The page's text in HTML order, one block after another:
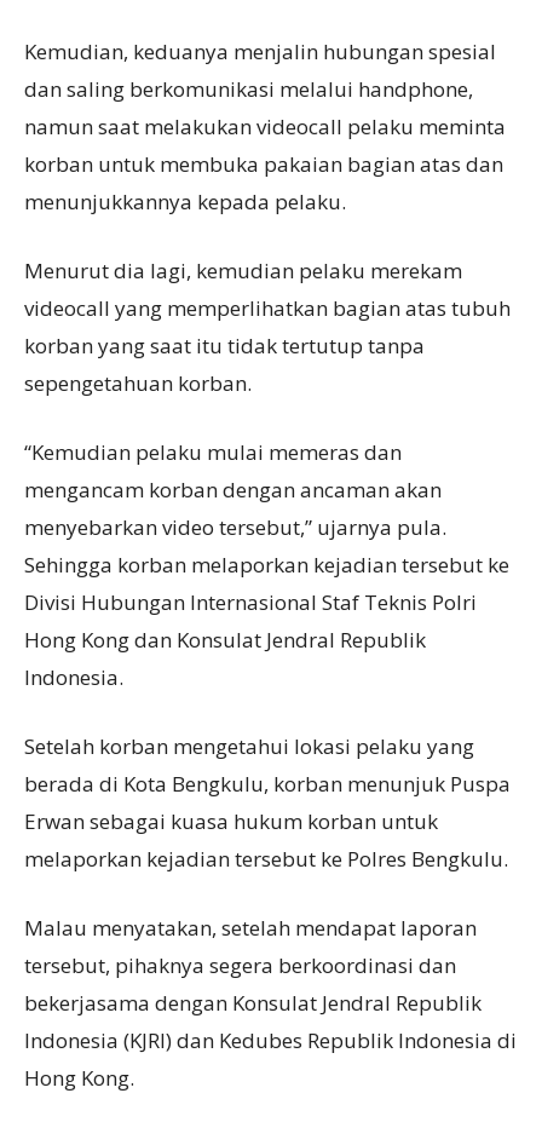
Kemudian, keduanya menjalin hubungan spesial
dan saling berkomunikasi melalui handphone,
namun saat melakukan videocall pelaku meminta
korban untuk membuka pakaian bagian atas dan
menunjukkannya kepada pelaku.
Menurut dia lagi, kemudian pelaku merekam
videocall yang memperlihatkan bagian atas tubuh
korban yang saat itu tidak tertutup tanpa
sepengetahuan korban.
“Kemudian pelaku mulai memeras dan
mengancam korban dengan ancaman akan
menyebarkan video tersebut,” ujarnya pula.
Sehingga korban melaporkan kejadian tersebut ke
Divisi Hubungan Internasional Staf Teknis Polri
Hong Kong dan Konsulat Jendral Republik
Indonesia.
Setelah korban mengetahui lokasi pelaku yang
berada di Kota Bengkulu, korban menunjuk Puspa
Erwan sebagai kuasa hukum korban untuk
melaporkan kejadian tersebut ke Polres Bengkulu.
Malau menyatakan, setelah mendapat laporan
tersebut, pihaknya segera berkoordinasi dan
bekerjasama dengan Konsulat Jendral Republik
Indonesia (KJRI) dan Kedubes Republik Indonesia di
Hong Kong.